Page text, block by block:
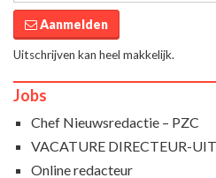
Aanmelden
Uitschrijven kan heel makkelijk.
Jobs
Chef Nieuwsredactie – PZC
VACATURE DIRECTEUR-
Online redacteur